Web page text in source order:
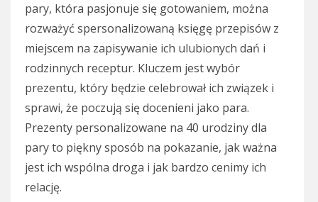
pary, która pasjonuje się gotowaniem, można
rozważyć spersonalizowaną księgę przepisów z
miejscem na zapisywanie ich ulubionych dań i
rodzinnych receptur. Kluczem jest wybór
prezentu, który będzie celebrował ich związek i
sprawi, że poczują się docenieni jako para.
Prezenty personalizowane na 40 urodziny dla
pary to piękny sposób na pokazanie, jak ważna
jest ich wspólna droga i jak bardzo cenimy ich
relację.